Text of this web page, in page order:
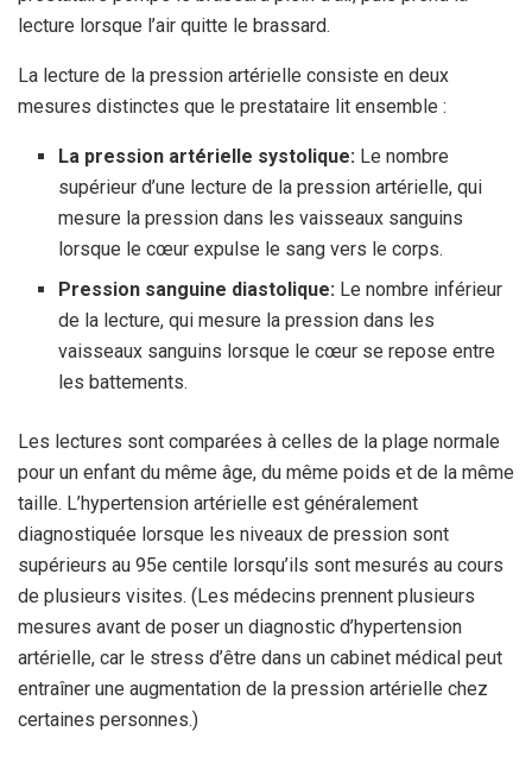
lecture lorsque l’air quitte le brassard.
La lecture de la pression artérielle consiste en deux
mesures distinctes que le prestataire lit ensemble :
La pression artérielle systolique: Le nombre
supérieur d’une lecture de la pression artérielle, qui
mesure la pression dans les vaisseaux sanguins
lorsque le cœur expulse le sang vers le corps.
Pression sanguine diastolique: Le nombre inférieur
de la lecture, qui mesure la pression dans les
vaisseaux sanguins lorsque le cœur se repose entre
les battements.
Les lectures sont comparées à celles de la plage normale
pour un enfant du même âge, du même poids et de la même
taille. L’hypertension artérielle est généralement
diagnostiquée lorsque les niveaux de pression sont
supérieurs au 95e centile lorsqu’ils sont mesurés au cours
de plusieurs visites. (Les médecins prennent plusieurs
mesures avant de poser un diagnostic d’hypertension
artérielle, car le stress d’être dans un cabinet médical peut
entraîner une augmentation de la pression artérielle chez
certaines personnes.)